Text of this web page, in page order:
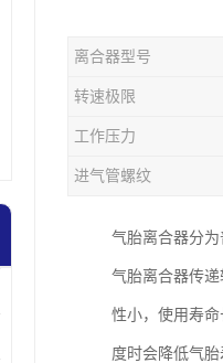
离合器型号
转速极限
工作压力
进气管螺纹
气胎离合器分
气胎离合器传
性小，使用寿
度时会降低气